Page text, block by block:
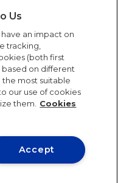
Cookie Policy
Standards
Site Map
Us
an impact on
tracking,
(both first
on different
most suitable
our use of cookies
them.
Cookies
Accept